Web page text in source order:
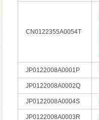
CN0122355A0054T
JP0122008A0001P
JP0122008A0002Q
JP0122008A0004S
JP0122008A0003R